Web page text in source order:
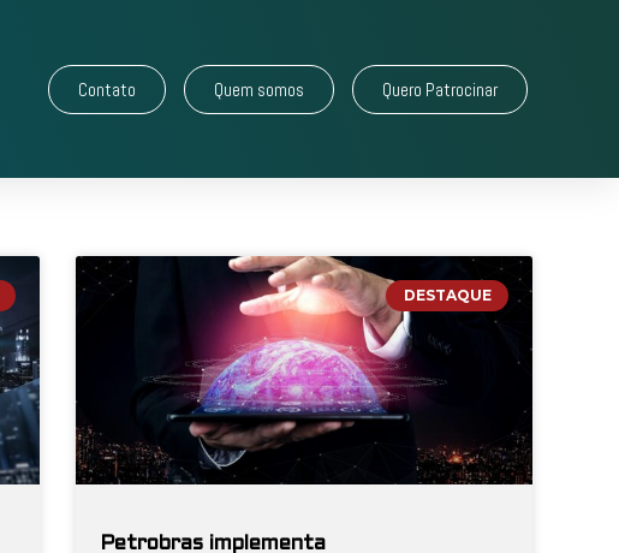
Contato Quem somos Quero Patrocinar
DESTAQUE
Petrobras implementa